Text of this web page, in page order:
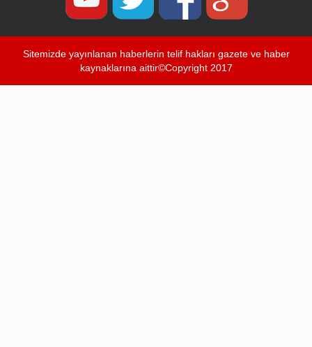
Sitemizde yayınlanan haberlerin telif hakları gazete ve haber
kaynaklarına aittir©Copyright 2017